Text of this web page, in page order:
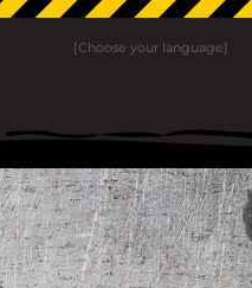
[Choose your language]